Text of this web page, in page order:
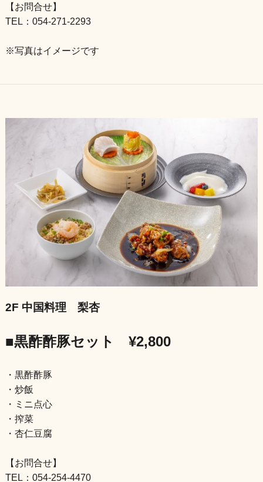
【お問合せ】
TEL：054-271-2293
※写真はイメージです
2F 中国料理 梨杏
■黒酢酢豚セット ¥2,800
・黒酢酢豚
・炒飯
・ミニ点心
・搾菜
・杏仁豆腐
【お問合せ】
TEL：054-254-4470